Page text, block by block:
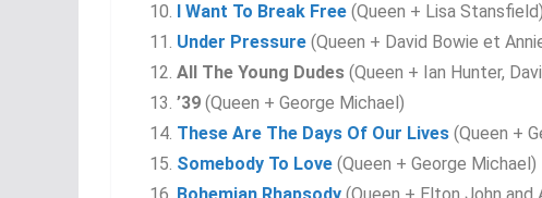
I Want To Break Free (Queen + Lisa Stansfield)
Under Pressure (Queen + David Bowie et
All The Young Dudes (Queen + Ian Hunter,
’39 (Queen + George Michael)
These Are The Days Of Our Lives (Queen +
Somebody To Love (Queen + George Michael)